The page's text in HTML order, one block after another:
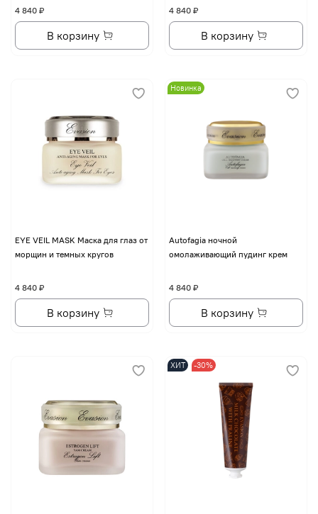
4 840 ₽
В корзину
4 840 ₽
В корзину
EYE VЕIL MASK Маска для глаз от
морщин и темных кругов
4 840 ₽
В корзину
Новинка
Autofagia ночной
омолаживающий пудинг крем
4 840 ₽
В корзину
ХИТ -30%